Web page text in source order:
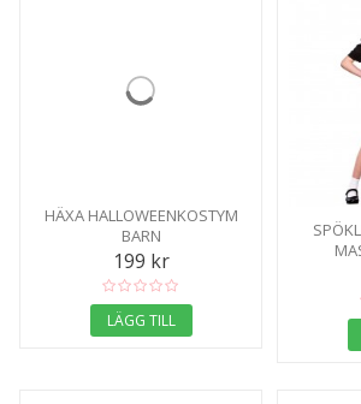
HÄXA HALLOWEENKOSTYM
BARN
199 kr
LÄGG TILL